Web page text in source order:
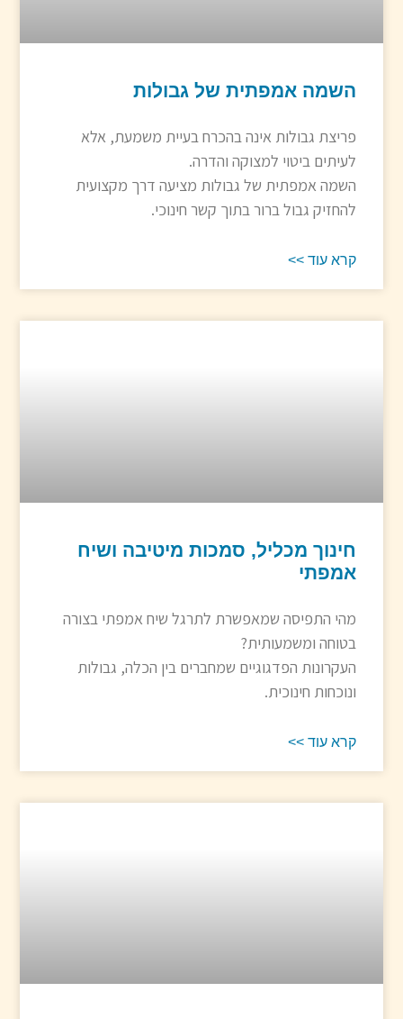
השמה אמפתית של גבולות
פריצת גבולות אינה בהכרח בעיית משמעת, אלא
לעיתים ביטוי למצוקה והדרה.
השמה אמפתית של גבולות מציעה דרך מקצועית
להחזיק גבול ברור בתוך קשר חינוכי.
קרא עוד >>
חינוך מכליל, סמכות מיטיבה ושיח
אמפתי
מהי התפיסה שמאפשרת לתרגל שיח אמפתי בצורה
בטוחה ומשמעותית?
העקרונות הפדגוגיים שמחברים בין הכלה, גבולות
ונוכחות חינוכית.
קרא עוד >>